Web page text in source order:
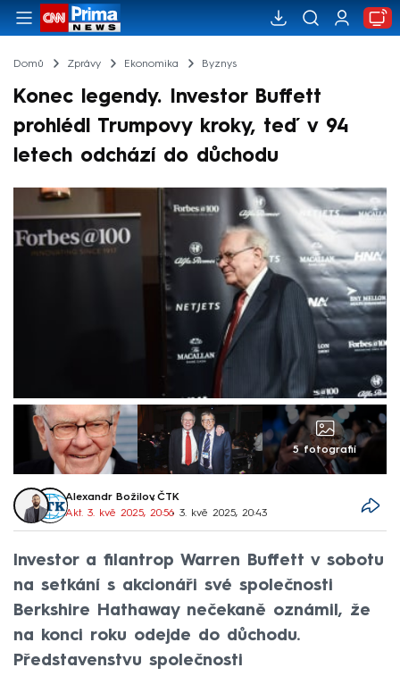
Domů Zprávy Ekonomika Byznys
Konec legendy. Investor Buffett
prohlédl Trumpovy kroky, teď v 94
letech odchází do důchodu
5 fotografií
Alexandr Božilov, ČTK
Akt. 3. kvě 2025, 20:56• 3. kvě 2025, 20:43
Investor a filantrop Warren Buffett v sobotu
na setkání s akcionáři své společnosti
Berkshire Hathaway nečekaně oznámil, že
na konci roku odejde do důchodu.
Představenstvu společnosti